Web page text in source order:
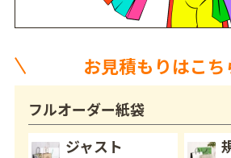
お見積もりはこち
フルオーダー紙袋
ジャスト